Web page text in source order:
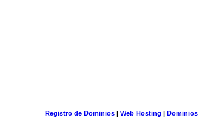
Registro de Dominios| Web Hosting | Dominios